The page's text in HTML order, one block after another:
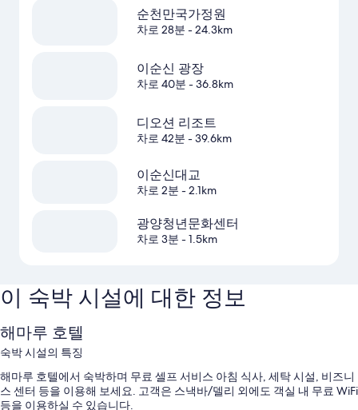
순천만국가정원
차로 28분 - 24.3km
이순신 광장
차로 40분 - 36.8km
디오션 리조트
차로 42분 - 39.6km
이순신대교
차로 2분 - 2.1km
광양청년문화센터
차로 3분 - 1.5km
이 숙박 시설에 대한 정보
해마루 호텔
숙박 시설의 특징
해마루 호텔에서 숙박하며 무료 셀프 서비스 아침 식사, 세탁 시설, 비즈니
스 센터 등을 이용해 보세요. 고객은 스낵바/델리 외에도 객실 내 무료 WiFi
등을 이용하실 수 있습니다.